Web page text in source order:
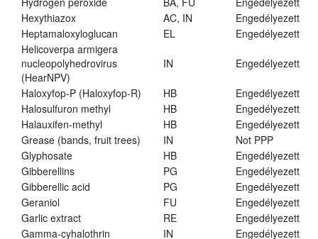
Hexythiazox
AC, IN
Engedélyezett
Heptamaloxyloglucan
EL
Engedélyezett
Helicoverpa armigera
nucleopolyhedrovirus
(HearNPV)
IN Engedélyezett
Haloxyfop-P (Haloxyfop-R) HB
Engedélyezett
Halosulfuron methyl
HB
Engedélyezett
Halauxifen-methyl
HB
Engedélyezett
Grease (bands, fruit trees)
IN
Not PPP
Glyphosate
HB
Engedélyezett
Gibberellins
PG
Engedélyezett
Gibberellic acid
PG
Engedélyezett
Geraniol
FU
Engedélyezett
Garlic extract
RE
Engedélyezett
Gamma-cyhalothrin
IN
Engedélyezett